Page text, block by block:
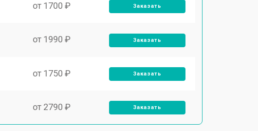
от 1700 ₽ Заказать
от 1990 ₽ Заказать
от 1750 ₽ Заказать
от 2790 ₽ Заказать